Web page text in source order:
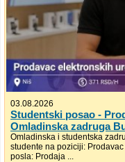
03.08.2026
Studentski posao -
Omladinska zadruga
Omladinska i studentska
studente na poziciji:
posla: Prodaja ...